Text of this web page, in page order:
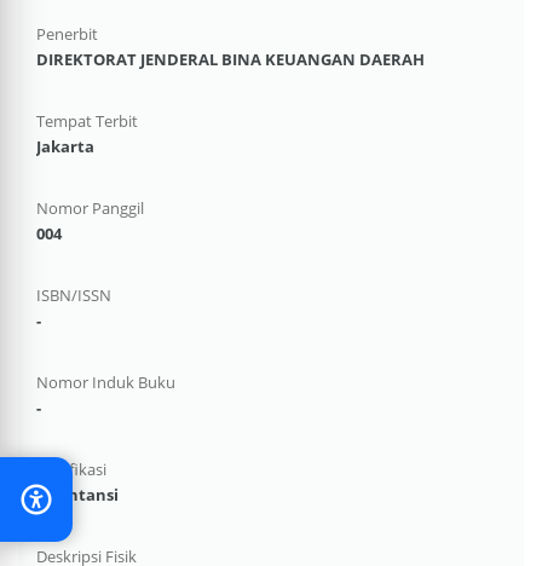
Penerbit
DIREKTORAT JENDERAL BINA KEUANGAN DAERAH
Tempat Terbit
Jakarta
Nomor Panggil
004
ISBN/ISSN
-
Nomor Induk Buku
-
Klasifikasi
Akuntansi
Deskripsi Fisik